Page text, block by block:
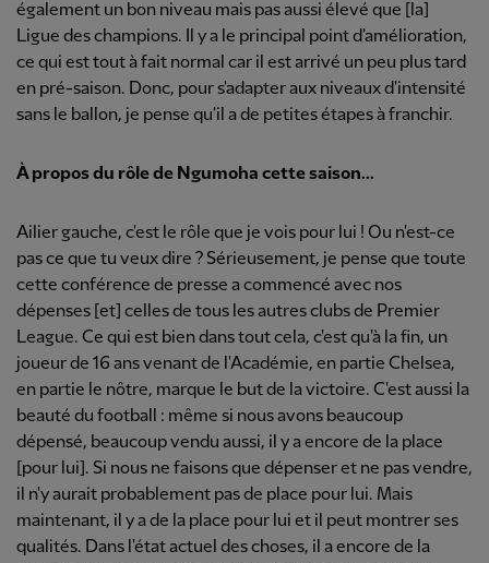
également un bon niveau mais pas aussi élevé que [la]
Ligue des champions. Il y a le principal point d'amélioration,
ce qui est tout à fait normal car il est arrivé un peu plus tard
en pré-saison. Donc, pour s'adapter aux niveaux d'intensité
sans le ballon, je pense qu'il a de petites étapes à franchir.
À propos du rôle de Ngumoha cette saison...
Ailier gauche, c'est le rôle que je vois pour lui ! Ou n'est-ce
pas ce que tu veux dire ? Sérieusement, je pense que toute
cette conférence de presse a commencé avec nos
dépenses [et] celles de tous les autres clubs de Premier
League. Ce qui est bien dans tout cela, c'est qu'à la fin, un
joueur de 16 ans venant de l'Académie, en partie Chelsea,
en partie le nôtre, marque le but de la victoire. C'est aussi la
beauté du football : même si nous avons beaucoup
dépensé, beaucoup vendu aussi, il y a encore de la place
[pour lui]. Si nous ne faisons que dépenser et ne pas vendre,
il n'y aurait probablement pas de place pour lui. Mais
maintenant, il y a de la place pour lui et il peut montrer ses
qualités. Dans l'état actuel des choses, il a encore de la